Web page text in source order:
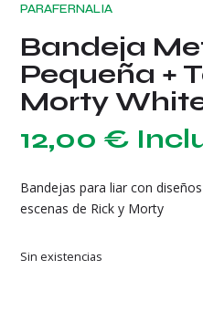
PARAFERNALIA
Bandeja
Pequeña +
Morty
12,00 €
Bandejas para liar con
escenas de Rick y Morty
Sin existencias